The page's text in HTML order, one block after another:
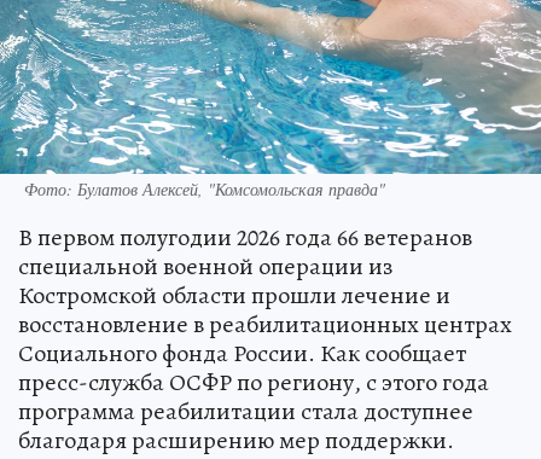
Фото: Булатов Алексей, "Комсомольская правда"
В первом полугодии 2026 года 66 ветеранов
специальной военной операции из
Костромской области прошли лечение и
восстановление в реабилитационных центрах
Социального фонда России. Как сообщает
пресс-служба ОСФР по региону, с этого года
программа реабилитации стала доступнее
благодаря расширению мер поддержки.